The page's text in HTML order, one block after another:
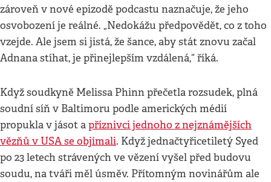
zároveň v nové epizodě podcastu naznačuje, že jeho
osvobození je reálné. „Nedokážu předpovědět, co z toho
vzejde. Ale jsem si jistá, že šance, aby stát znovu začal
Adnana stíhat, je přinejlepším vzdálená,“ říká.
Když soudkyně Melissa Phinn přečetla rozsudek, plná
soudní síň v Baltimoru podle amerických médií
propukla v jásot apříznivci jednoho z nejznámějších
vězňů v USA se objímali. Když jednačtyřicetiletý Syed
po 23 letech strávených ve vězení vyšel před budovu
soudu, na tváři měl úsměv. Přítomným novinářům ale